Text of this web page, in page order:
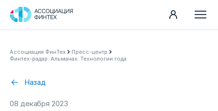
Ассоциация
Пресс-центр
Карьера
Ассоциация ФинТех
Пресс-центр
Финтех-радар. Альманах. Технологии года
Назад
08 декабря 2023